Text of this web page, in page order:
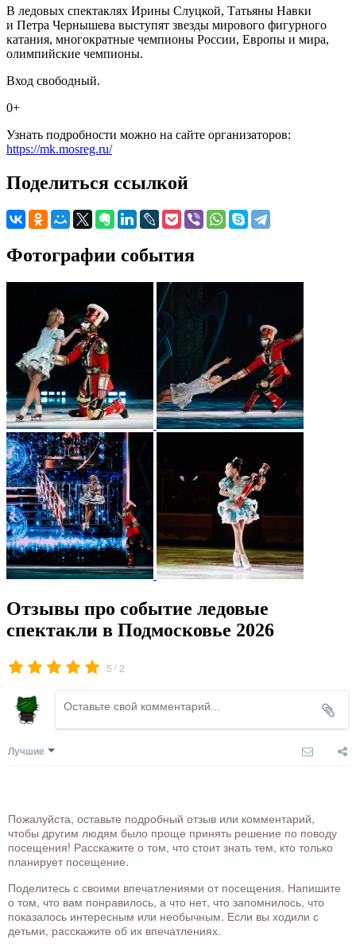
В ледовых спектаклях Ирины Слуцкой, Татьяны Навки
и Петра Чернышева выступят звезды мирового фигурного
катания, многократные чемпионы России, Европы и мира,
олимпийские чемпионы.
Вход свободный.
0+
Узнать подробности можно на сайте организаторов:
https://mk.mosreg.ru/
Поделиться ссылкой
Фотографии события
Отзывы про событие ледовые
спектакли в Подмосковье 2026
5 /2
Лучшие
Пожалуйста, оставьте подробный отзыв или комментарий,
чтобы другим людям было проще принять решение по поводу
посещения! Расскажите о том, что стоит знать тем, кто только
планирует посещение.
Поделитесь с своими впечатлениями от посещения. Напишите
о том, что вам понравилось, а что нет, что запомнилось, что
показалось интересным или необычным. Если вы ходили с
детьми, расскажите об их впечатлениях.